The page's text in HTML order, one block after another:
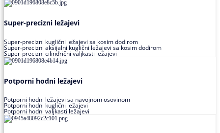
Super-precizni ležajevi
Super-precizni kuglični ležajevi sa kosim dodirom
Super-precizni aksijalni kuglični ležajevi sa kosim dodirom
Super-precizni cilindrični valjkasti ležajevi
Potporni hodni ležajevi
Potporni hodni ležajevi sa navojnom osovinom
Potporni hodni kuglični ležajevi
Potporni hodni valjkasti ležajevi